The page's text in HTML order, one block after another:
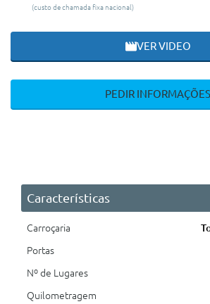
(custo de chamada fixa nacional)
VER VIDEO
PEDIR INFORMAÇÕES
Características
Carroçaria
Portas
Nº de Lugares
Quilometragem